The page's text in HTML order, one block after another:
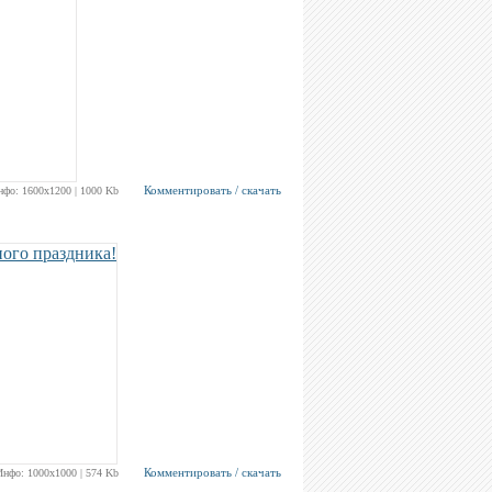
1600х1200 | 1000 Kb Комментировать / скачать
1000х1000 | 574 Kb Комментировать / скачать